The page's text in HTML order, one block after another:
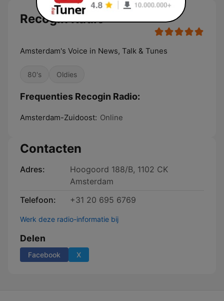
Recogin Radio
Amsterdam's Voice in News, Talk & Tunes
80's Oldies
Frequenties Recogin Radio:
Amsterdam-Zuidoost: Online
Contacten
Adres:
Hoogoord 188/B, 1102 CK
Amsterdam
Telefoon:
+31 20 695 6769
Werk deze radio-informatie bij
Delen
Facebook X